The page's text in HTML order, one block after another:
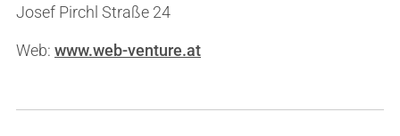
Josef Pirchl Straße 24
Web: www.web-venture.at